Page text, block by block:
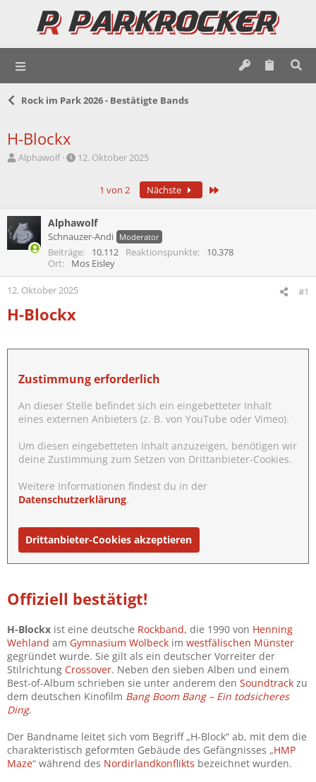
Rock im Park 2026 - Bestätigte Bands
H-Blockx
E
l
l
e
Alphawolf
E
l
l
a
m
12. Oktober 2025
1 von 2 Nächste
Alphawolf
Schnauzer-Andi Moderator
Beiträge 10.112 Reaktionspunkte
10.378
Ort
Mos Eisley
12. Oktober 2025 #1
H-Blockx
Zustimmung erforderlich
An dieser Stelle befindet sich ein eingebetteter Inhalt
eines externen Anbieters (z. B. von YouTube oder Vimeo).
Um diesen eingebetteten Inhalt anzuzeigen, benötigen wir
deine Zustimmung zum Setzen von Drittanbieter-Cookies.
Weitere Informationen findest du in der
Datenschutzerklärung.
Drittanbieter-Cookies akzeptieren
Offiziell bestätigt!
H-Blockx ist eine deutsche Rockband, die 1990 von Henning
Wehland am Gymnasium Wolbeck im westfälischen Münster
gegründet wurde. Sie gilt als ein deutscher Vorreiter der
Stilrichtung Crossover. Neben den sieben Alben und einem
Best-of-Album schrieben sie unter anderem den Soundtrack zu
dem deutschen Kinofilm Bang Boom Bang – Ein todsicheres
Ding.
Der Bandname leitet sich vom Begriff „H-Block“ ab, mit dem die
charakteristisch geformten Gebäude des Gefängnisses „HMP
Maze“ während des Nordirlandkonflikts bezeichnet wurden.